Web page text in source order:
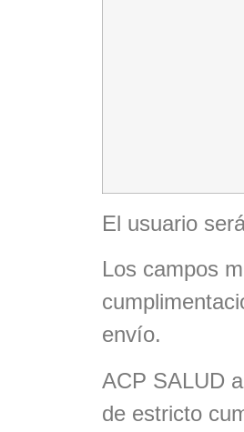
El usuario
Los campos
envío.
ACP SALUD
de estricto